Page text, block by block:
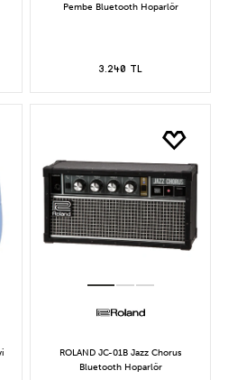
Pembe Bluetooth Hoparlör
3.240 TL
ROLAND JC-01B Jazz Chorus
Bluetooth Hoparlör